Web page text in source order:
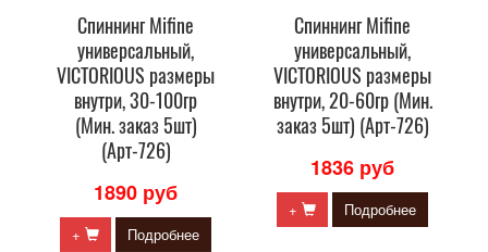
Спиннинг Mifine
универсальный,
VICTORIOUS размеры
внутри, 30-100гр
(Мин. заказ 5шт)
(Арт-726)
1890 руб
+ Подробнее
Спиннинг Mifine
универсальный,
VICTORIOUS размеры
внутри, 20-60гр (Мин.
заказ 5шт) (Арт-726)
1836 руб
+ Подробнее